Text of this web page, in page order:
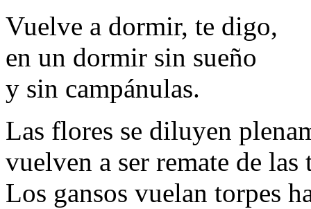
Vuelve a dormir, te digo,
en un dormir sin sueño
y sin campánulas.
Las flores se diluyen
vuelven a ser remate de las
Los gansos vuelan torpes